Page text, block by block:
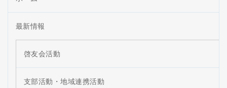
最新情報
啓友会活動
支部活動・地域連携活動